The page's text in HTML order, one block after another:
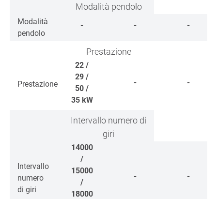
Modalità pendolo
Modalità
pendolo
- - -
Prestazione
Prestazione
22 /
29 /
50 /
35 kW
- -
Intervallo numero di
giri
Intervallo
numero
di giri
14000
/
15000
/
18000
- -